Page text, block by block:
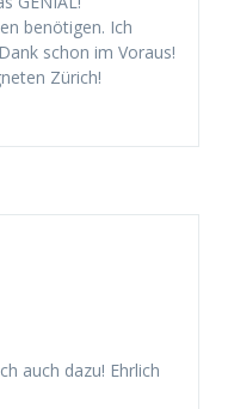
benötigen. Ich
schon im Voraus!
Zürich!
auch dazu! Ehrlich